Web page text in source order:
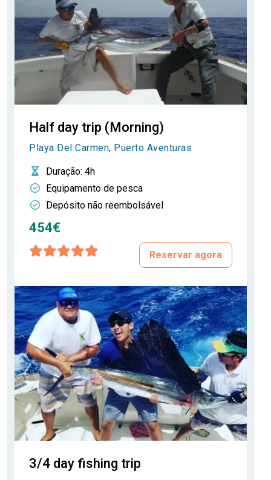
Half day trip (Morning)
Playa Del Carmen, Puerto Aventuras
Duração: 4h
Equipamento de pesca
Depósito não reembolsável
454€
Reservar agora
3/4 day fishing trip